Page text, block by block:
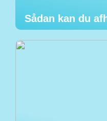
Sådan kan du